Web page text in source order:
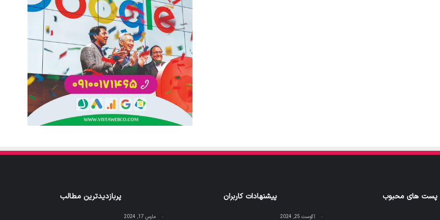
پست های محبوب پیشنهادات کاربران
آگوست 25, 2024
پربازدیدترین مطالب
مارس 17, 2024